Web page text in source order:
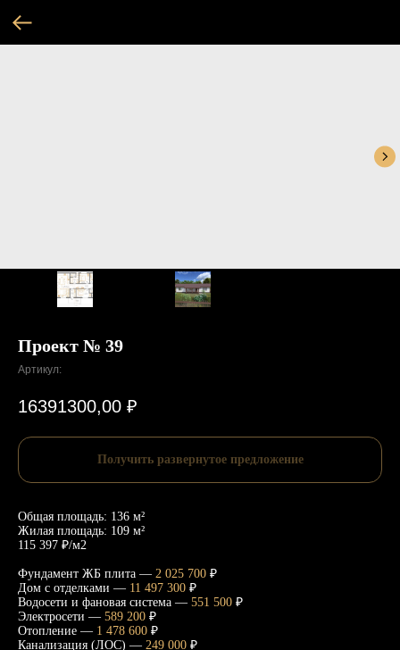
Проект № 39
Артикул:
16391300,00 ₽
Получить развернутое предложение
Общая площадь: 136 м²
Жилая площадь: 109 м²
115 397 ₽/м2
Фундамент ЖБ плита — 2 025 700 ₽
Дом с отделками — 11 497 300 ₽
Водосети и фановая система — 551 500 ₽
Электросети — 589 200 ₽
Отопление — 1 478 600 ₽
Канализация (ЛОС) — 249 000 ₽